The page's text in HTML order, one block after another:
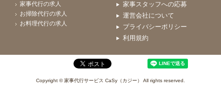
家事代行の求人
お掃除代行の求人
お料理代行の求人
家事スタッフへの応募
運営会社について
プライバシーポリシー
利用規約
Copyright © 家事代行サービス CaSy（カジー） All rights reserved.